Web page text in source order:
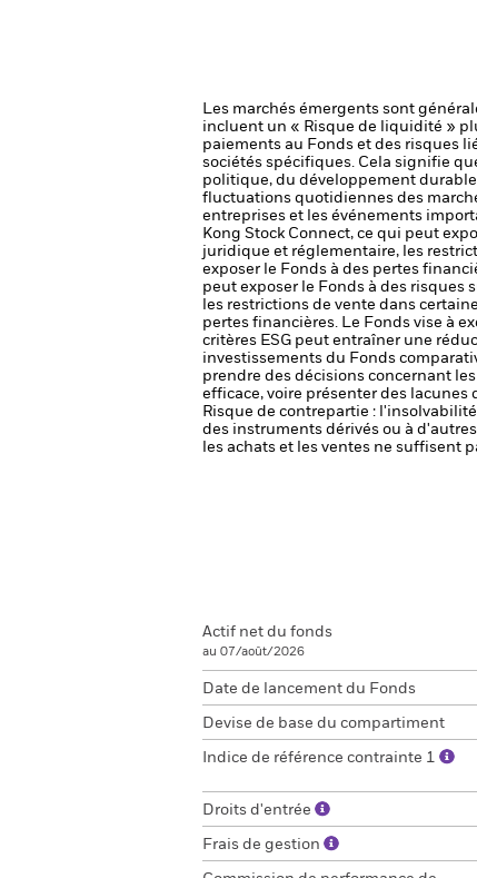
Les marchés émergents sont
incluent un « Risque de liquidité »
paiements au Fonds et des risques
sociétés spécifiques. Cela signifie
politique, du développement
fluctuations quotidiennes des
entreprises et les événements
Kong Stock Connect, ce qui peut
juridique et réglementaire, les
exposer le Fonds à des pertes
peut exposer le Fonds à des
les restrictions de vente dans
pertes financières. Le Fonds vise à
critères ESG peut entraîner une
investissements du Fonds
prendre des décisions concernant
efficace, voire présenter des
Risque de contrepartie :
des instruments dérivés ou à
les achats et les ventes ne suffisent
Actif net du fonds
au 07/août/2026
Date de lancement du Fonds
Devise de base du compartiment
Indice de référence contrainte 1
Droits d'entrée
Frais de gestion